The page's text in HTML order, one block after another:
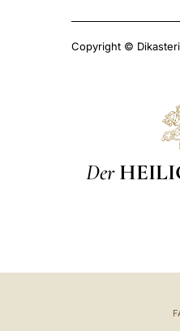
Copyright ©
Der